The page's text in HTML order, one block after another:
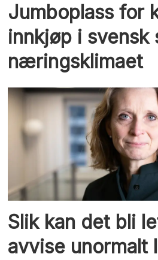
Jumboplass for
innkjøp i svensk
næringsklimaet
Slik kan det bli
avvise unormalt